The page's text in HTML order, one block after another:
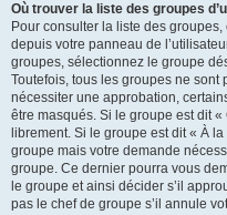
Où trouver la liste des groupes
Pour consulter la liste des
depuis votre panneau de
groupes, sélectionnez le groupe
Toutefois, tous les groupes ne
nécessiter une approbation,
être masqués. Si le groupe est dit
librement. Si le groupe est dit « À
groupe mais votre demande
groupe. Ce dernier pourra vous
le groupe et ainsi décider s’il
pas le chef de groupe s’il annule